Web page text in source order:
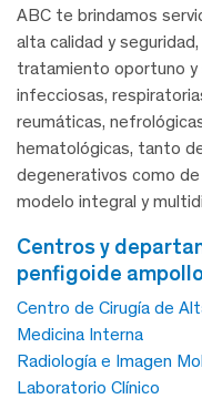
ABC te brindamos
alta calidad y
tratamiento oportuno
infecciosas,
reumáticas,
hematológicas, tanto
degenerativos como
modelo integral y
centros y departamentos relacionados
penfigoide
Centro de Cirugía de
Medicina Interna
Radiología e Imagen
Laboratorio Clínico